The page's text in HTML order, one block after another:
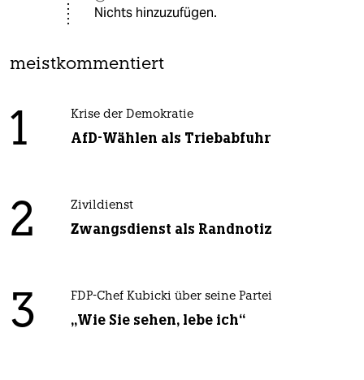
Nichts hinzuzufügen.
meistkommentiert
1 Krise der Demokratie
AfD-Wählen als Triebabfuhr
2 Zivildienst
Zwangsdienst als Randnotiz
3 FDP-Chef Kubicki über seine Partei
„Wie Sie sehen, lebe ich“